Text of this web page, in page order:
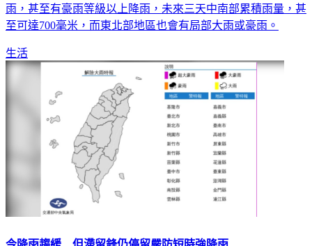
雨，甚至有豪雨等級以上降雨，未來三天中南部累積雨量，甚
至可達700毫米，而東北部地區也會有局部大雨或豪雨。
生活